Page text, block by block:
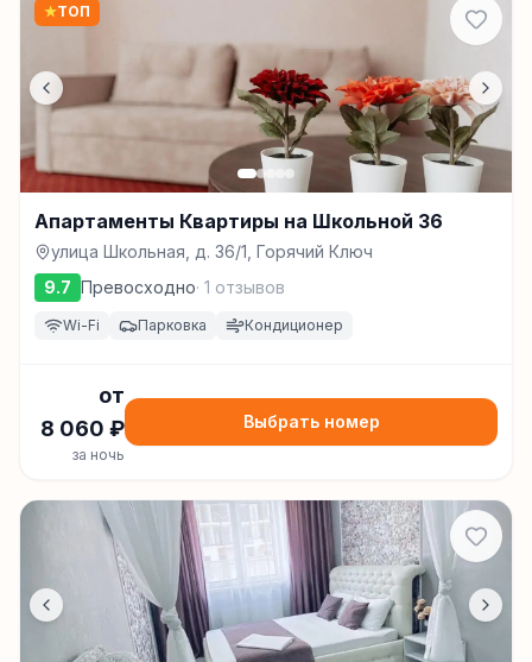
★ТОП
Апартаменты Квартиры на Школьной 36
улица Школьная, д. 36/1, Горячий Ключ
9.7 Превосходно· 1 отзывов
Wi-Fi Парковка Кондиционер
от
8 060 ₽
за ночь
Выбрать номер